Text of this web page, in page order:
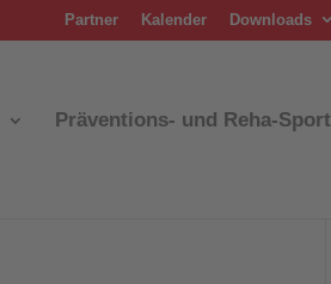
Partner Kalender Downloads
Präventions- und Reha-Sport